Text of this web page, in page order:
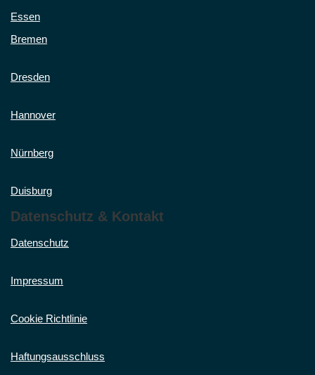
Essen
Bremen
Dresden
Hannover
Nürnberg
Duisburg
Datenschutz & Kontakt
Datenschutz
Impressum
Cookie Richtlinie
Haftungsausschluss